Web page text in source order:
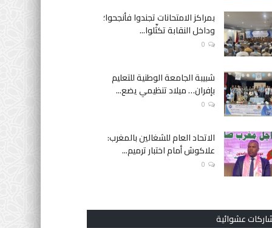
بمراكز الامتحانات تجندوا فأنجحوا؛
وداخل النقابة تكثّلوا...
0
شبيبة الجامعة الوطنية للتعليم
بإفران… ميلاد تنظيمي يضع...
0
الاتحاد العام للشغالين بالمغرب:
علاكوش أمام اختبار ترميم...
0
عشوائية